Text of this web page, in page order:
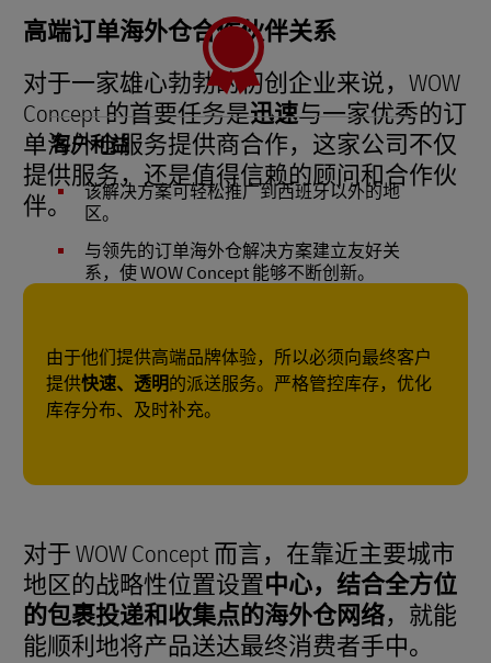
客户利益
该解决方案可轻松推广到西班牙以外的地
区。
与领先的订单海外仓解决方案建立友好关
系，使 WOW Concept 能够不断创新。
高端订单海外仓合作伙伴关系
对于一家雄心勃勃的初创企业来说，WOW
Concept 的首要任务是迅速与一家优秀的订
单海外仓服务提供商合作，这家公司不仅
提供服务，还是值得信赖的顾问和合作伙
伴。
由于他们提供高端品牌体验，所以必须向最终客户
提供快速、透明的派送服务。严格管控库存，优化
库存分布、及时补充。
对于 WOW Concept 而言，在靠近主要城市
地区的战略性位置设置中心，结合全方位
的包裹投递和收集点的海外仓网络，就能
能顺利地将产品送达最终消费者手中。